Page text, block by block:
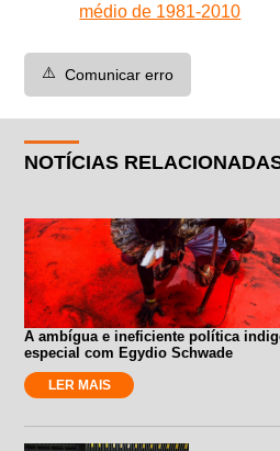
médio de 1981-2010
⚠️ Comunicar erro
NOTÍCIAS
A ambígua e ineficiente política
especial com Egydio Schwade
LER MAIS